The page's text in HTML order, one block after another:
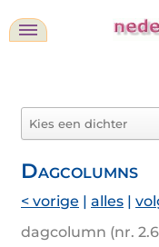
Dagcolumns
< vorige | alles |
dagcolumn (nr.